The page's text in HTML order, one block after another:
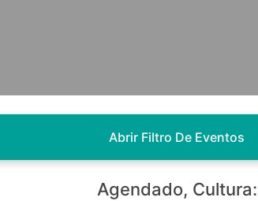
Abrir Filtro De Eventos
Agendado, Cultura: